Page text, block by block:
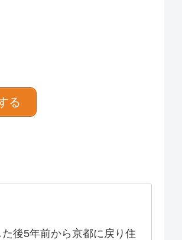
る
後5年前から京都に戻り住